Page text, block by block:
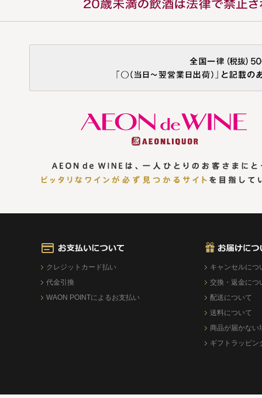
クレジットカード払い
代金引換
WAON POINTによるお支払い
キャンセルにつ
交換・返金につ
配送について
送料について
商品が届かない
ギフトラッピン